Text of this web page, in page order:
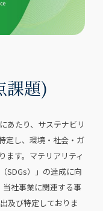
課題)
あたり、サステナビリ
定し、環境・社会・ガ
ます。マテリアリティ
SDGs）」の達成に向
当社事業に関連する事
及び特定しておりま